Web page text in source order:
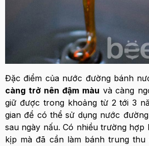
Đặc điểm của nước đường bánh
càng trở nên đậm màu và càng
giữ được trong khoảng từ 2 tới 3
gian để có thể sử dụng nước
sau ngày nấu. Có nhiều trường
kịp mà đã cần làm bánh trung